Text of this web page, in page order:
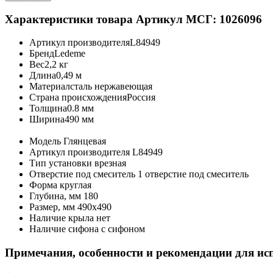
Характеристики товара Артикул МСГ: 1026096
Артикул производителяL84949
БрендLedeme
Вес2,2 кг
Длина0,49 м
Материалсталь нержавеющая
Страна происхожденияРоссия
Толщина0.8 мм
Ширина490 мм
Модель Глянцевая
Артикул производителя L84949
Тип установки врезная
Отверстие под смеситель 1 отверстие под смеситель
Форма круглая
Глубина, мм 180
Размер, мм 490х490
Наличие крыла нет
Наличие сифона с сифоном
Примечания, особенности и рекомендации для